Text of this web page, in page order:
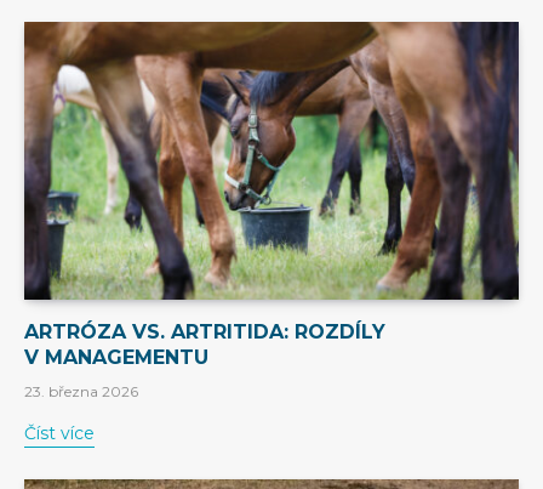
ARTRÓZA VS. ARTRITIDA: ROZDÍLY
V MANAGEMENTU
23. března 2026
Číst více